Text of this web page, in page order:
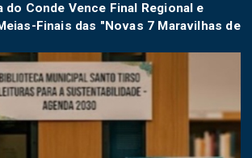
do Conde Vence Final Regional e
Finais das "Novas 7 Maravilhas de